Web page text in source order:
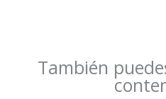
También